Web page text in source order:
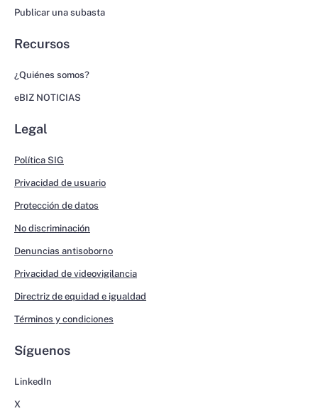
Publicar una subasta
Recursos
¿Quiénes somos?
eBIZ NOTICIAS
Legal
Política SIG
Privacidad de usuario
Protección de datos
No discriminación
Denuncias antisoborno
Privacidad de videovigilancia
Directriz de equidad e igualdad
Términos y condiciones
Síguenos
LinkedIn
X